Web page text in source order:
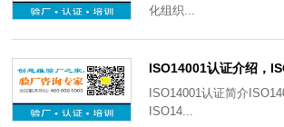
化组织...
ISO14001认证简介
ISO14...